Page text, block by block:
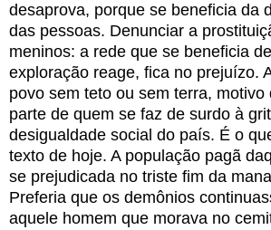
desaprova, porque se beneficia da
das pessoas. Denunciar a
meninos: a rede que se beneficia
exploração reage, fica no prejuízo.
povo sem teto ou sem terra, motivo
parte de quem se faz de surdo à
desigualdade social do país. É o
texto de hoje. A população pagã
se prejudicada no triste fim da
Preferia que os demônios
aquele homem que morava no